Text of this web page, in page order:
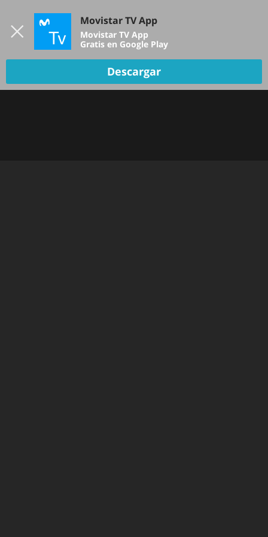
TV EN VIVO
Movistar TV App
Movistar TV App
Gratis en Google Play
Descargar